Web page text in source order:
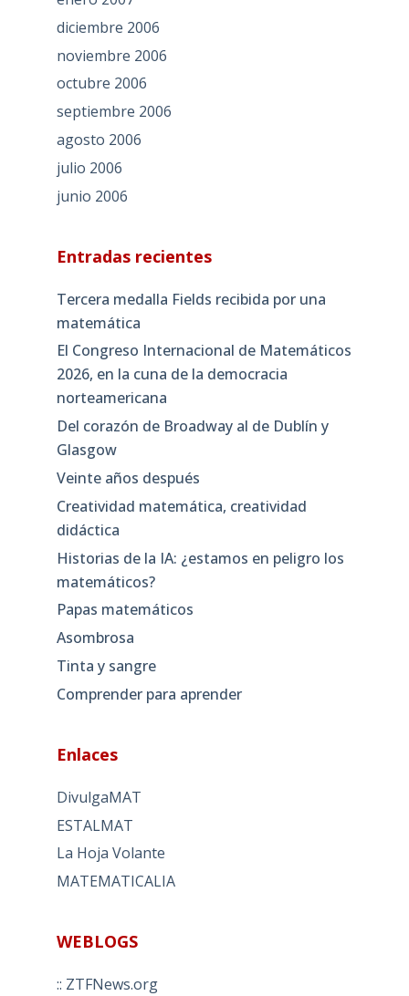
diciembre 2006
noviembre 2006
octubre 2006
septiembre 2006
agosto 2006
julio 2006
junio 2006
Entradas recientes
Tercera medalla Fields recibida por una
matemática
El Congreso Internacional de Matemáticos
2026, en la cuna de la democracia
norteamericana
Del corazón de Broadway al de Dublín y
Glasgow
Veinte años después
Creatividad matemática, creatividad
didáctica
Historias de la IA: ¿estamos en peligro los
matemáticos?
Papas matemáticos
Asombrosa
Tinta y sangre
Comprender para aprender
Enlaces
DivulgaMAT
ESTALMAT
La Hoja Volante
MATEMATICALIA
WEBLOGS
:: ZTFNews.org